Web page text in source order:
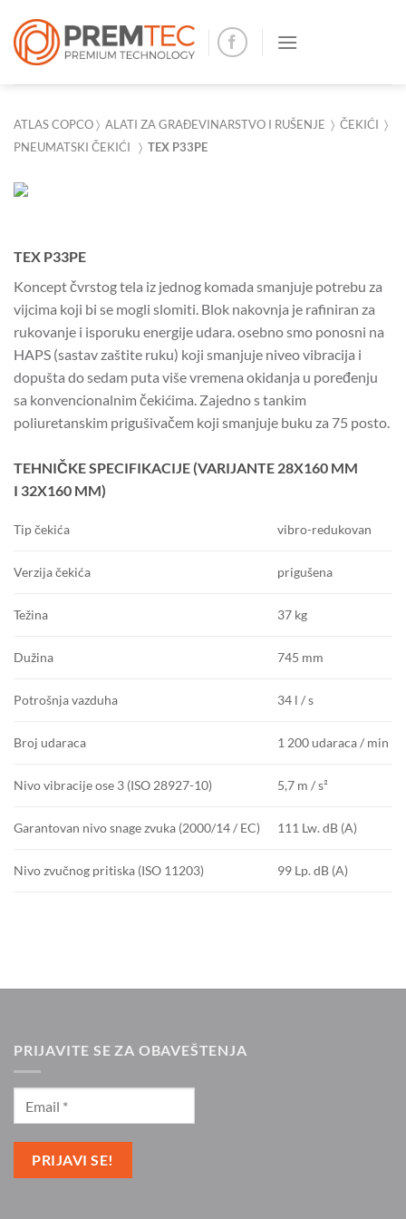
content
ATLAS COPCO〉 ALATI ZA GRAĐEVINARSTVO I RUŠENJE 〉 ČEKIĆI 〉
PNEUMATSKI ČEKIĆI 〉 TEX P33PE
TEX P33PE
Koncept čvrstog tela iz jednog komada smanjuje potrebu za
vijcima koji bi se mogli slomiti. Blok nakovnja je rafiniran za
rukovanje i isporuku energije udara. osebno smo ponosni na
HAPS (sastav zaštite ruku) koji smanjuje niveo vibracija i
dopušta do sedam puta više vremena okidanja u poređenju
sa konvencionalnim čekićima. Zajedno s tankim
poliuretanskim prigušivačem koji smanjuje buku za 75 posto.
TEHNIČKE SPECIFIKACIJE (VARIJANTE 28X160 MM
I 32X160 MM)
Tip čekića vibro-redukovan
Verzija čekića prigušena
Težina 37 kg
Dužina 745 mm
Potrošnja vazduha 34 l / s
Broj udaraca 1 200 udaraca / min
Nivo vibracije ose 3 (ISO 28927-10) 5,7 m / s²
Garantovan nivo snage zvuka (2000/14 / EC) 111 Lw. dB (A)
Nivo zvučnog pritiska (ISO 11203) 99 Lp. dB (A)
PRIJAVITE SE ZA OBAVEŠTENJA